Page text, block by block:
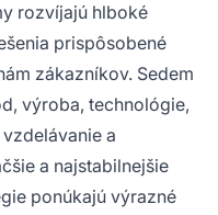
rozvíjajú hlboké
prispôsobené
zákazníkov. Sedem
výroba, technológie,
a
a najstabilnejšie
ponúkajú výrazné